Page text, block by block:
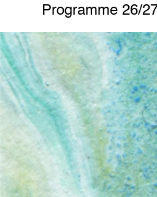
Programme 26/27